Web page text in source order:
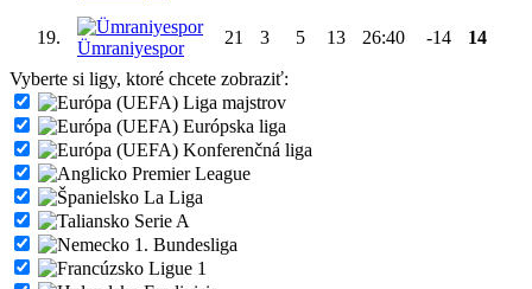
19.
Ümraniyespor
21 3 5 13 26:40 -14 14
Vyberte si ligy, ktoré chcete zobraziť:
Liga majstrov
Európska liga
Konferenčná liga
Premier League
La Liga
Serie A
1. Bundesliga
Ligue 1